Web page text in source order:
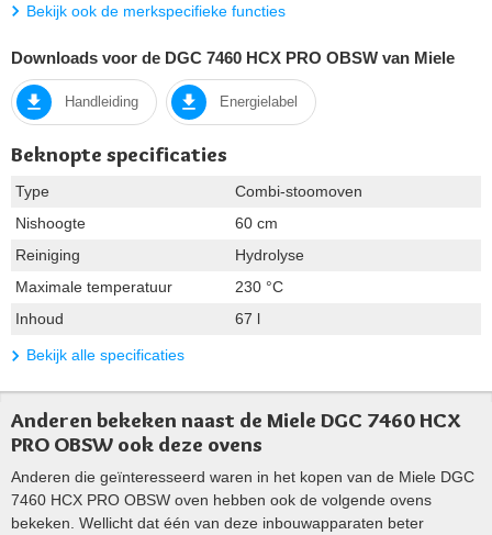
Bekijk ook de merkspecifieke functies
Downloads voor de DGC 7460 HCX PRO OBSW van Miele
Handleiding Energielabel
Beknopte specificaties
Type
Combi-stoomoven
Nishoogte
60 cm
Reiniging
Hydrolyse
Maximale temperatuur
230 °C
Inhoud
67 l
Bekijk alle specificaties
Anderen bekeken naast de Miele DGC 7460 HCX
PRO OBSW ook deze ovens
Anderen die geïnteresseerd waren in het kopen van de Miele DGC
7460 HCX PRO OBSW oven hebben ook de volgende ovens
bekeken. Wellicht dat één van deze inbouwapparaten beter